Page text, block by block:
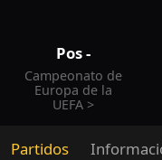
Pos-
Campeonato de
Europa de la
UEFA>
Partidos